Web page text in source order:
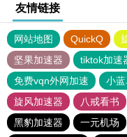
友情链接
网站地图 QuickQ
坚果加速器
tiktok加速
免费vqn外网加速
小
旋风加速器
八戒看书
黑豹加速器
一元机场